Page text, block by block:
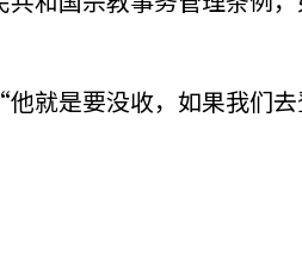
就是要没收，如果我们去